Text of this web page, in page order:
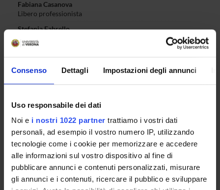
Consenso Dettagli Impostazioni degli annunci
Uso responsabile dei dati
Noi e i nostri 1022 partner trattiamo i vostri dati
personali, ad esempio il vostro numero IP, utilizzando
tecnologie come i cookie per memorizzare e accedere
alle informazioni sul vostro dispositivo al fine di
pubblicare annunci e contenuti personalizzati, misurare
gli annunci e i contenuti, ricercare il pubblico e sviluppare
Fabiana Casanova
Libero professionista
Stefania Fabrello
Libero professionista
Libero professionista
Francesca Moscardo
Libero professionista
Libero professionista
Antonella Cantele
Libero professionista
Silvia D'Ambrosio